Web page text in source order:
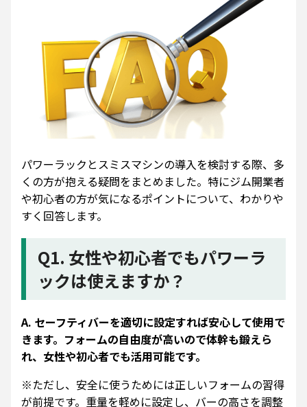
パワーラックとスミスマシンの導入を検討する際、多
くの方が抱える疑問をまとめました。特にジム開業者
や初心者の方が気になるポイントについて、わかりや
すく回答します。
Q1. 女性や初心者でもパワーラ
ックは使えますか？
A. セーフティバーを適切に設定すれば安心して使用で
きます。フォームの自由度が高いので体幹も鍛えら
れ、女性や初心者でも活用可能です。
※ただし、安全に使うためには正しいフォームの習得
が前提です。重量を軽めに設定し、バーの高さを調整